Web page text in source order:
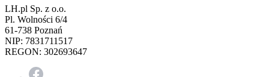
LH.pl Sp. z o.o.
Pl. Wolności 6/4
61-738 Poznań
NIP: 7831711517
REGON: 302693647